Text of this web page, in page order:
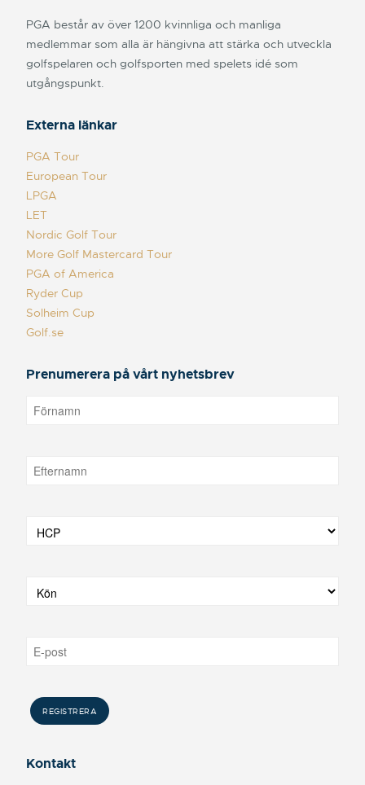
PGA består av över 1200 kvinnliga och manliga
medlemmar som alla är hängivna att stärka och utveckla
golfspelaren och golfsporten med spelets idé som
utgångspunkt.
Externa länkar
PGA Tour
European Tour
LPGA
LET
Nordic Golf Tour
More Golf Mastercard Tour
PGA of America
Ryder Cup
Solheim Cup
Golf.se
Prenumerera på vårt nyhetsbrev
Kontakt